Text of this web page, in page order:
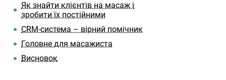
Як знайти клієнтів на масаж і
зробити їх постійними
CRM-система – вірний помічник
Головне для масажиста
Висновок